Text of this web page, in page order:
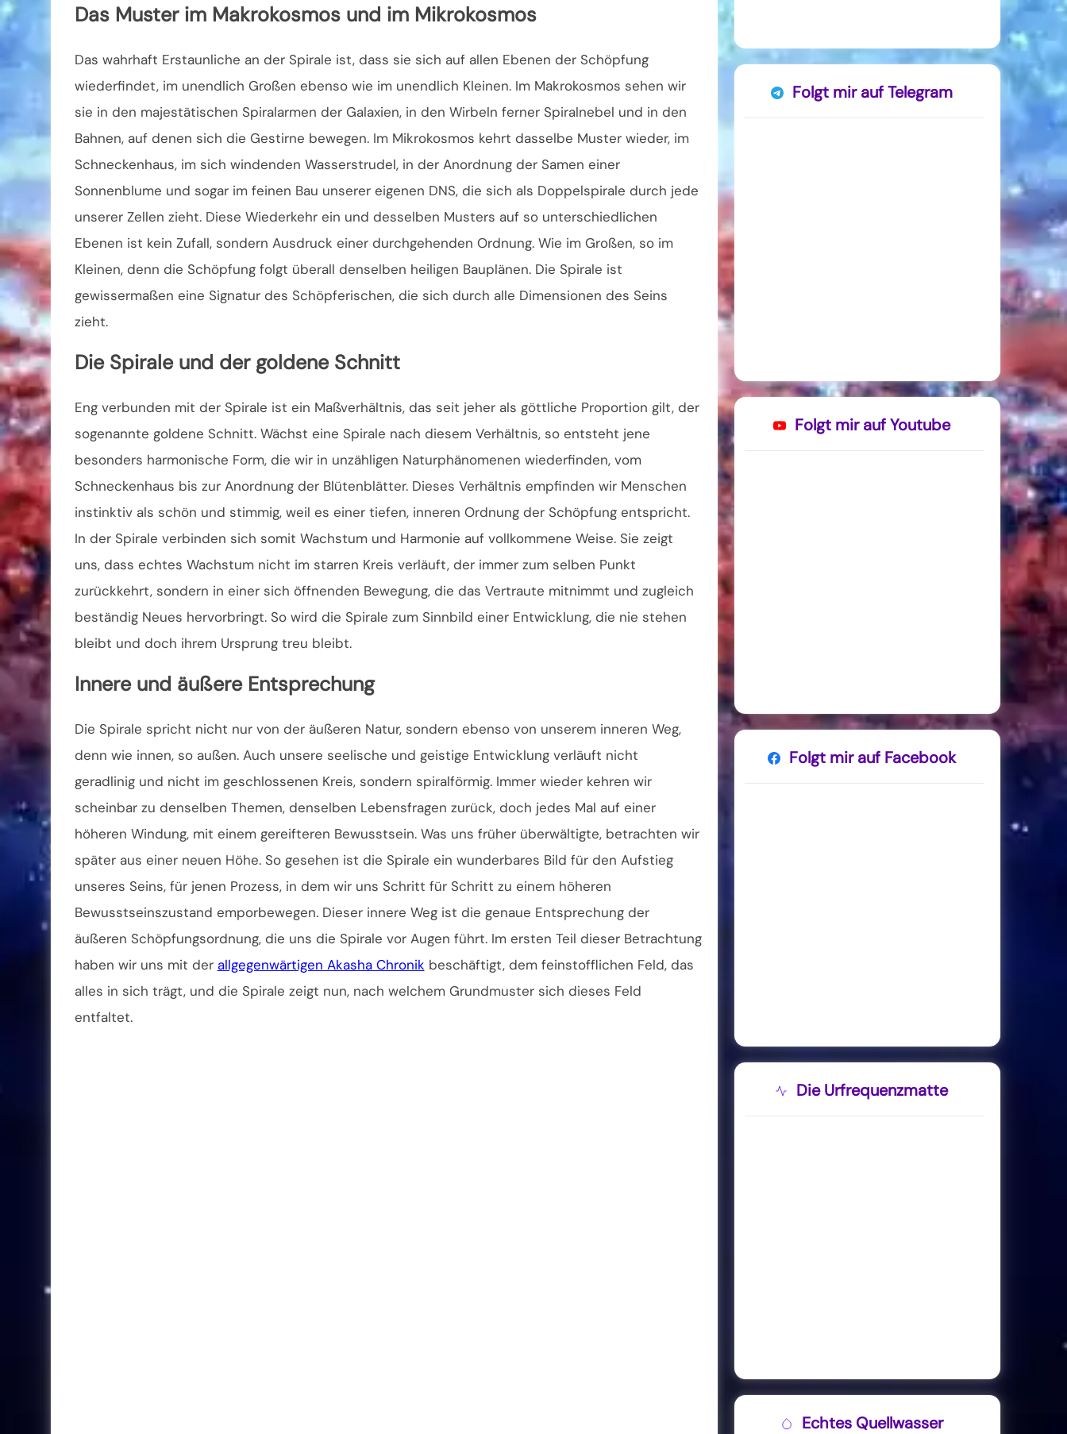
Das Muster im Makrokosmos und im Mikrokosmos
Das wahrhaft Erstaunliche an der Spirale ist, dass sie sich auf allen Ebenen der Schöpfung
wiederfindet, im unendlich Großen ebenso wie im unendlich Kleinen. Im Makrokosmos sehen wir
sie in den majestätischen Spiralarmen der Galaxien, in den Wirbeln ferner Spiralnebel und in den
Bahnen, auf denen sich die Gestirne bewegen. Im Mikrokosmos kehrt dasselbe Muster wieder, im
Schneckenhaus, im sich windenden Wasserstrudel, in der Anordnung der Samen einer
Sonnenblume und sogar im feinen Bau unserer eigenen DNS, die sich als Doppelspirale durch jede
unserer Zellen zieht. Diese Wiederkehr ein und desselben Musters auf so unterschiedlichen
Ebenen ist kein Zufall, sondern Ausdruck einer durchgehenden Ordnung. Wie im Großen, so im
Kleinen, denn die Schöpfung folgt überall denselben heiligen Bauplänen. Die Spirale ist
gewissermaßen eine Signatur des Schöpferischen, die sich durch alle Dimensionen des Seins
zieht.
Die Spirale und der goldene Schnitt
Eng verbunden mit der Spirale ist ein Maßverhältnis, das seit jeher als göttliche Proportion gilt, der
sogenannte goldene Schnitt. Wächst eine Spirale nach diesem Verhältnis, so entsteht jene
besonders harmonische Form, die wir in unzähligen Naturphänomenen wiederfinden, vom
Schneckenhaus bis zur Anordnung der Blütenblätter. Dieses Verhältnis empfinden wir Menschen
instinktiv als schön und stimmig, weil es einer tiefen, inneren Ordnung der Schöpfung entspricht.
In der Spirale verbinden sich somit Wachstum und Harmonie auf vollkommene Weise. Sie zeigt
uns, dass echtes Wachstum nicht im starren Kreis verläuft, der immer zum selben Punkt
zurückkehrt, sondern in einer sich öffnenden Bewegung, die das Vertraute mitnimmt und zugleich
beständig Neues hervorbringt. So wird die Spirale zum Sinnbild einer Entwicklung, die nie stehen
bleibt und doch ihrem Ursprung treu bleibt.
Innere und äußere Entsprechung
Die Spirale spricht nicht nur von der äußeren Natur, sondern ebenso von unserem inneren Weg,
denn wie innen, so außen. Auch unsere seelische und geistige Entwicklung verläuft nicht
geradlinig und nicht im geschlossenen Kreis, sondern spiralförmig. Immer wieder kehren wir
scheinbar zu denselben Themen, denselben Lebensfragen zurück, doch jedes Mal auf einer
höheren Windung, mit einem gereifteren Bewusstsein. Was uns früher überwältigte, betrachten wir
später aus einer neuen Höhe. So gesehen ist die Spirale ein wunderbares Bild für den Aufstieg
unseres Seins, für jenen Prozess, in dem wir uns Schritt für Schritt zu einem höheren
Bewusstseinszustand emporbewegen. Dieser innere Weg ist die genaue Entsprechung der
äußeren Schöpfungsordnung, die uns die Spirale vor Augen führt. Im ersten Teil dieser Betrachtung
haben wir uns mit der allgegenwärtigen Akasha Chronik beschäftigt, dem feinstofflichen Feld, das
alles in sich trägt, und die Spirale zeigt nun, nach welchem Grundmuster sich dieses Feld
entfaltet.
Folgt mir auf Telegram
Folgt mir auf Youtube
Folgt mir auf Facebook
Die Urfrequenzmatte
Echtes Quellwasser